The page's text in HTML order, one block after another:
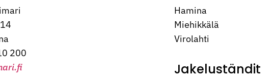
200
Hamina
Miehikkälä
Virolahti
Jakeluständit